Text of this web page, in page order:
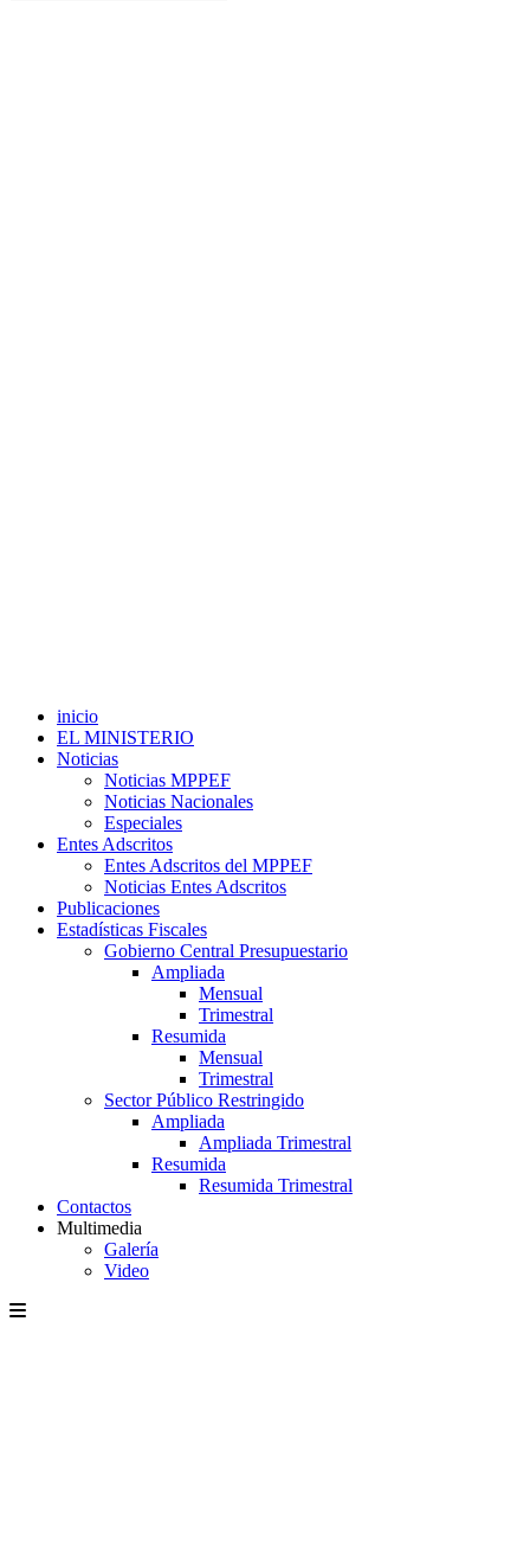
inicio
EL MINISTERIO
Noticias
Noticias MPPEF
Noticias Nacionales
Especiales
Entes Adscritos
Entes Adscritos del MPPEF
Noticias Entes Adscritos
Publicaciones
Estadísticas Fiscales
Gobierno Central Presupuestario
Ampliada
Mensual
Trimestral
Resumida
Mensual
Trimestral
Sector Público Restringido
Ampliada
Ampliada Trimestral
Resumida
Resumida Trimestral
Contactos
Multimedia
Galería
Video